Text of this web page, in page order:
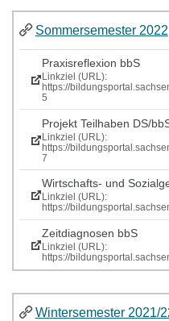
Sommersemester 2022
Praxisreflexion bbS
Linkziel (URL):
https://
5
Projekt Teilhaben DS/
Linkziel (URL):
https://
7
Wirtschafts- und
Linkziel (URL):
https://
Zeitdiagnosen bbS
Linkziel (URL):
https://
Wintersemester 2021/